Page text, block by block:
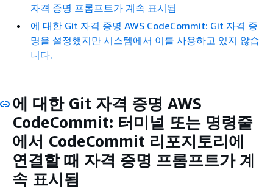
자격 증명 프롬프트가 계속 표시됨
에 대한 Git 자격 증명 AWS CodeCommit: Git 자격 증
명을 설정했지만 시스템에서 이를 사용하고 있지 않습
니다.
에 대한 Git 자격 증명 AWS
CodeCommit: 터미널 또는 명령줄
에서 CodeCommit 리포지토리에
연결할 때 자격 증명 프롬프트가 계
속 표시됨